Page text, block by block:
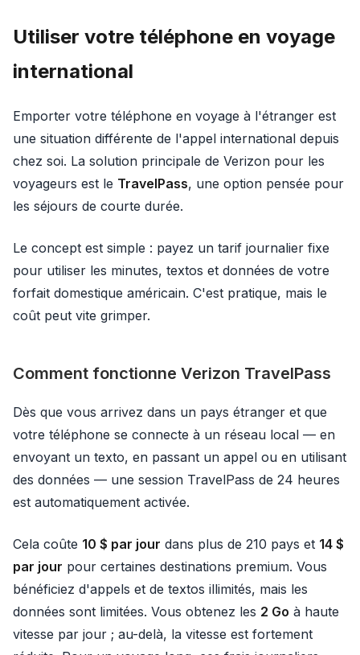
Utiliser votre téléphone en voyage
international
Emporter votre téléphone en voyage à l'étranger est
une situation différente de l'appel international depuis
chez soi. La solution principale de Verizon pour les
voyageurs est le TravelPass, une option pensée pour
les séjours de courte durée.
Le concept est simple : payez un tarif journalier fixe
pour utiliser les minutes, textos et données de votre
forfait domestique américain. C'est pratique, mais le
coût peut vite grimper.
Comment fonctionne Verizon TravelPass
Dès que vous arrivez dans un pays étranger et que
votre téléphone se connecte à un réseau local — en
envoyant un texto, en passant un appel ou en utilisant
des données — une session TravelPass de 24 heures
est automatiquement activée.
Cela coûte 10 $ par jour dans plus de 210 pays et 14 $
par jour pour certaines destinations premium. Vous
bénéficiez d'appels et de textos illimités, mais les
données sont limitées. Vous obtenez les 2 Go à haute
vitesse par jour ; au-delà, la vitesse est fortement